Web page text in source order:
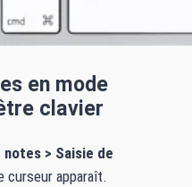
en mode
clavier
notes > Saisie de
curseur apparaît.